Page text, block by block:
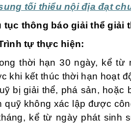
tối thiểu nội địa đạt
tục thông báo giải thể giải
tự thực hiện:
thời hạn 30 ngày, kể
khi kết thúc thời hạn hoạt
bị giải thể, phá sản, hoặc
quỹ không xác lập được
kể từ ngày phát sinh